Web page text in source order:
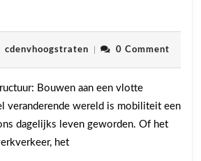
Vlotte
cdenvhoogstratencdenvhoogstraten
0 Comment
Bouwen aan een vlotte
veranderende wereld is mobiliteit een
dagelijks leven geworden. Of het
het